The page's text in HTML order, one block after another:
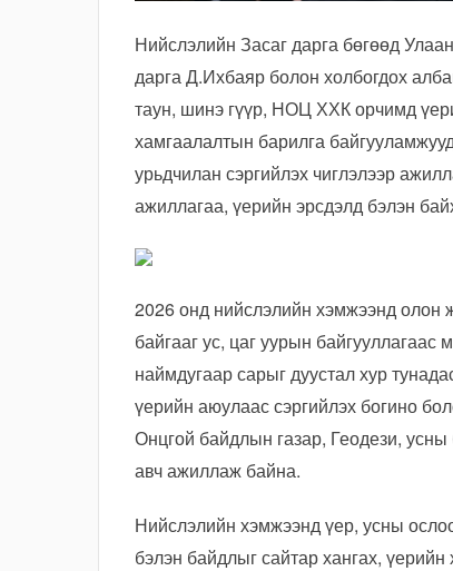
Нийслэлийн Засаг дарга бөгөөд
дарга Д.Ихбаяр болон холбогдох
таун, шинэ гүүр, НОЦ ХХК орчимд
хамгаалалтын барилга
урьдчилан сэргийлэх чиглэлээр
ажиллагаа, үерийн эрсдэлд бэлэн
2026 онд нийслэлийн хэмжээнд олон
байгааг ус, цаг уурын байгууллагаас
наймдугаар сарыг дуустал хур
үерийн аюулаас сэргийлэх богино
Онцгой байдлын газар, Геодези,
авч ажиллаж байна.
Нийслэлийн хэмжээнд үер, усны
бэлэн байдлыг сайтар хангах,